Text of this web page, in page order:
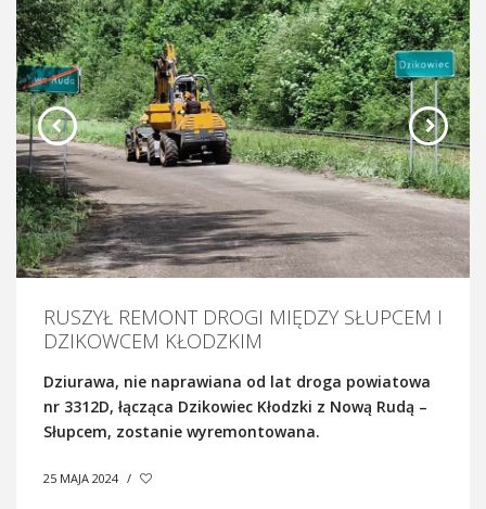
RUSZYŁ REMONT DROGI MIĘDZY SŁUPCEM I
DZIKOWCEM KŁODZKIM
Dziurawa, nie naprawiana od lat droga powiatowa
nr 3312D, łącząca Dzikowiec Kłodzki z Nową Rudą –
Słupcem, zostanie wyremontowana.
25 MAJA 2024 /